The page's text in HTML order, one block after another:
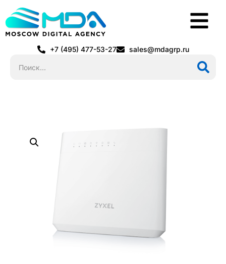
+7 (495) 477-53-27 sales@mdagrp.ru